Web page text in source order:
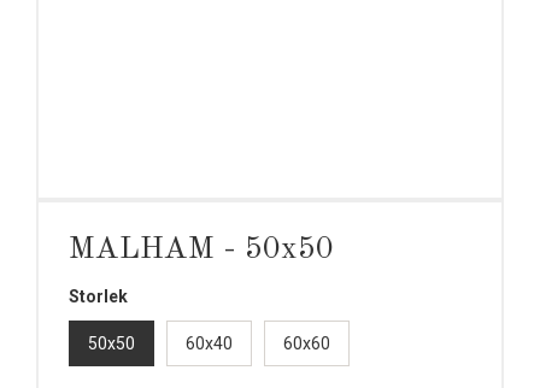
MALHAM - 50x50
Storlek
50x50 60x40 60x60